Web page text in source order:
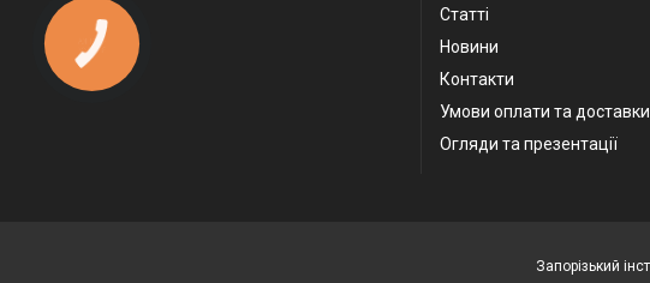
Статті
Новини
Контакти
Умови оплати та доставки
Огляди та презентації
КНОПКА
ЗВ'ЯЗКУ